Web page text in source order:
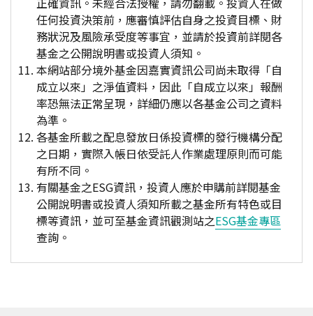
任何投資決策前，應審慎評估自身之投資目標、財
務狀況及風險承受度等事宜，並請於投資前詳閱各
基金之公開說明書或投資人須知。
本網站部分境外基金因嘉實資訊公司尚未取得「自
成立以來」之淨值資料，因此「自成立以來」報酬
率恐無法正常呈現，詳細仍應以各基金公司之資料
為準。
各基金所載之配息發放日係投資標的發行機構分配
之日期，實際入帳日依受託人作業處理原則而可能
有所不同。
有關基金之ESG資訊，投資人應於申購前詳閱基金
公開說明書或投資人須知所載之基金所有特色或目
標等資訊，並可至基金資訊觀測站之ESG基金專區
查詢。